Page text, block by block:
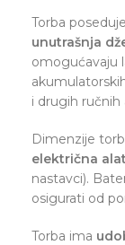
Torba poseduje
unutrašnja
omogućavaju
i drugih ručnih
Dimenzije
električna
nastavci).
osigurati od
Torba ima